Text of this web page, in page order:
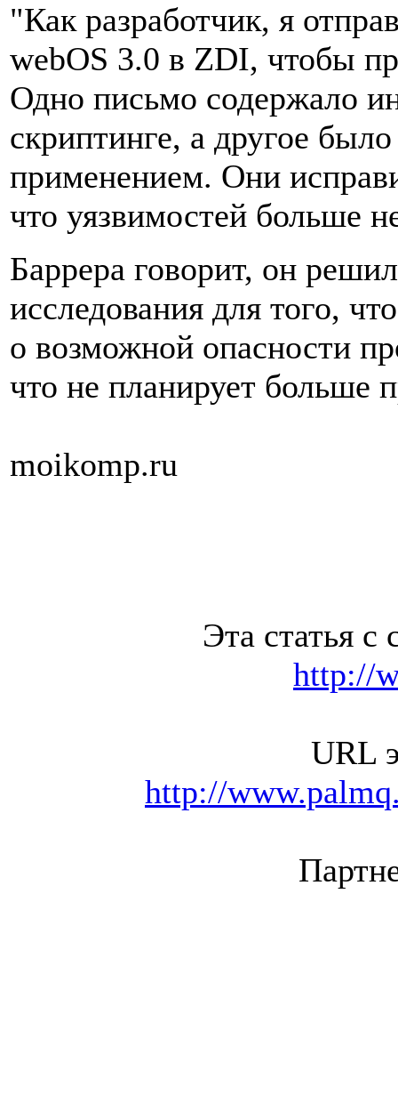
"Как разработчик, я
webOS 3.0 в ZDI, чтобы
Одно письмо содержало
скриптинге, а другое
применением. Они
что уязвимостей больше
Баррера говорит, он
исследования для того,
о возможной опасности
что не планирует больше
moikomp.ru
Эта статья с
http://
URL
http://